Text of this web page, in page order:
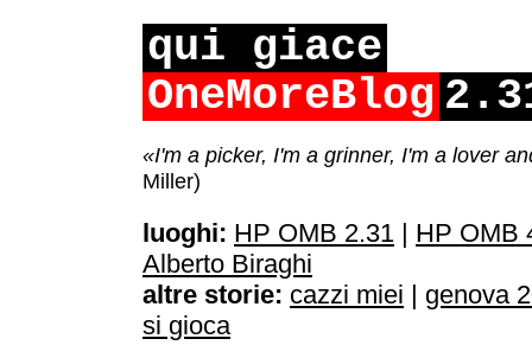
qui giace
OneMoreBlog
«I'm a picker, I'm a grinner, I'm a lover
Miller)
luoghi: HP OMB 2.31 | HP OMB
Alberto Biraghi
altre storie: cazzi miei | genova
si gioca